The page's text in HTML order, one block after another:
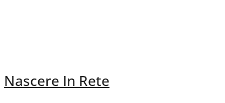
Nascere In Rete